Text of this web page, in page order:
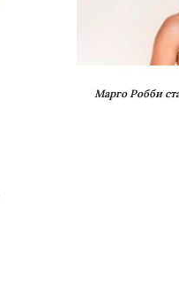
Марго Робби